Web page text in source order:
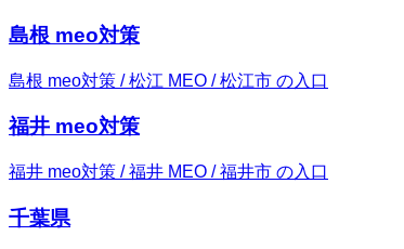
島根 meo対策
島根 meo対策 / 松江 MEO / 松江市 の入口
福井 meo対策
福井 meo対策 / 福井 MEO / 福井市 の入口
千葉県